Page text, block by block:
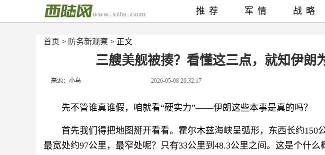
首页 > 防务新观察 > 正文
三艘美舰被揍？看懂这三点，就知伊朗
来源：小鸟 2026-05-08 20:32:17
先不管谁真谁假，咱就看“硬实力”——伊朗这些本事是真的吗？
首先我们得把地图掰开看看。霍尔木兹海峡呈弧形，东西长约150
最宽处约97公里，最窄处呢？只有33公里到48.3公里之间。这是个什
推荐 军情 战略